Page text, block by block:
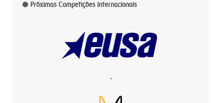
Próximas Competições Internacionais
-